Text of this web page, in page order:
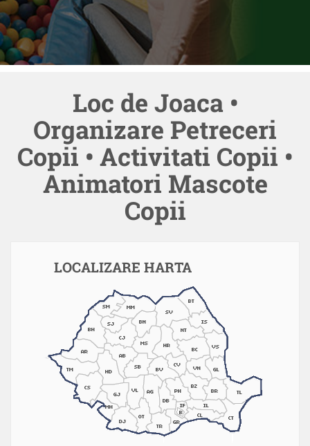
Loc de Joaca •
Organizare Petreceri
Copii • Activitati Copii •
Animatori Mascote
Copii
LOCALIZARE HARTA